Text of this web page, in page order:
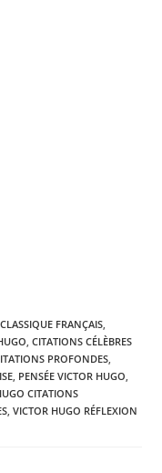
FRANÇAIS,
, CITATIONS CÉLÈBRES
PROFONDES,
, PENSÉE VICTOR HUGO,
CITATIONS
, VICTOR HUGO RÉFLEXION